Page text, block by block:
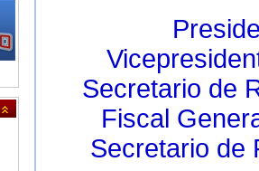
Secretario de
Fiscal
Secretario